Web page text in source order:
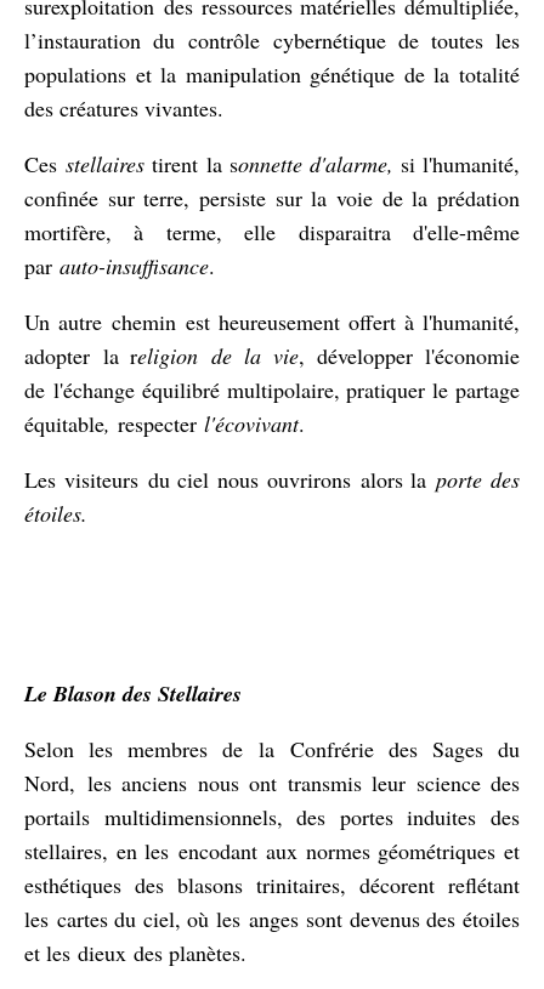
l’instauration du contrôle cybernétique de toutes les
populations et la manipulation génétique de la totalité
des créatures vivantes.
Ces stellairestirent la sonnette d'alarme, si l'humanité,
confinée sur terre, persiste sur la voie de la prédation
mortifère, à terme, elle disparaitra d'elle-même
par auto-insuffisance.
Un autre chemin est heureusement offert à l'humanité,
adopter la religion de la vie, développer l'économie
de l'échange équilibré multipolaire, pratiquer le partage
équitable, respecter l'écovivant.
Les visiteurs du ciel nous ouvrirons alors laporte des
étoiles.
Le Blason des Stellaires
Selon les membres de la Confrérie des Sages du
Nord, les anciens nous ont transmis leur science des
portails multidimensionnels, des portes induites des
stellaires, en les encodant aux normes géométriques et
esthétiques des blasons trinitaires, décorent reflétant
les cartes du ciel, où les anges sont devenus des étoiles
et les dieux des planètes.